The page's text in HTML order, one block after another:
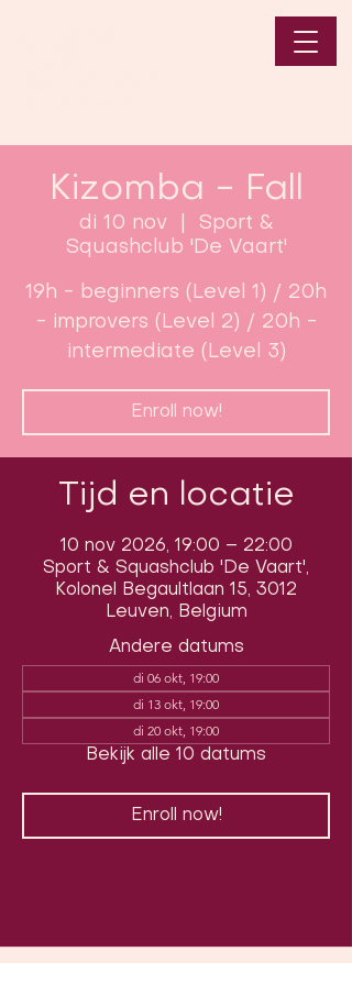
Kizomba - Fall
di 10 nov
  |
Sport &
Squashclub 'De Vaart'
19h - beginners (Level 1) / 20h
- improvers (Level 2) / 20h -
intermediate (Level 3)
Enroll now!
Tijd en locatie
10 nov 2026, 19:00 – 22:00
Sport & Squashclub 'De Vaart',
Kolonel Begaultlaan 15, 3012
Leuven, Belgium
Andere datums
di 06 okt, 19:00
di 13 okt, 19:00
di 20 okt, 19:00
Bekijk alle 10 datums
Enroll now!